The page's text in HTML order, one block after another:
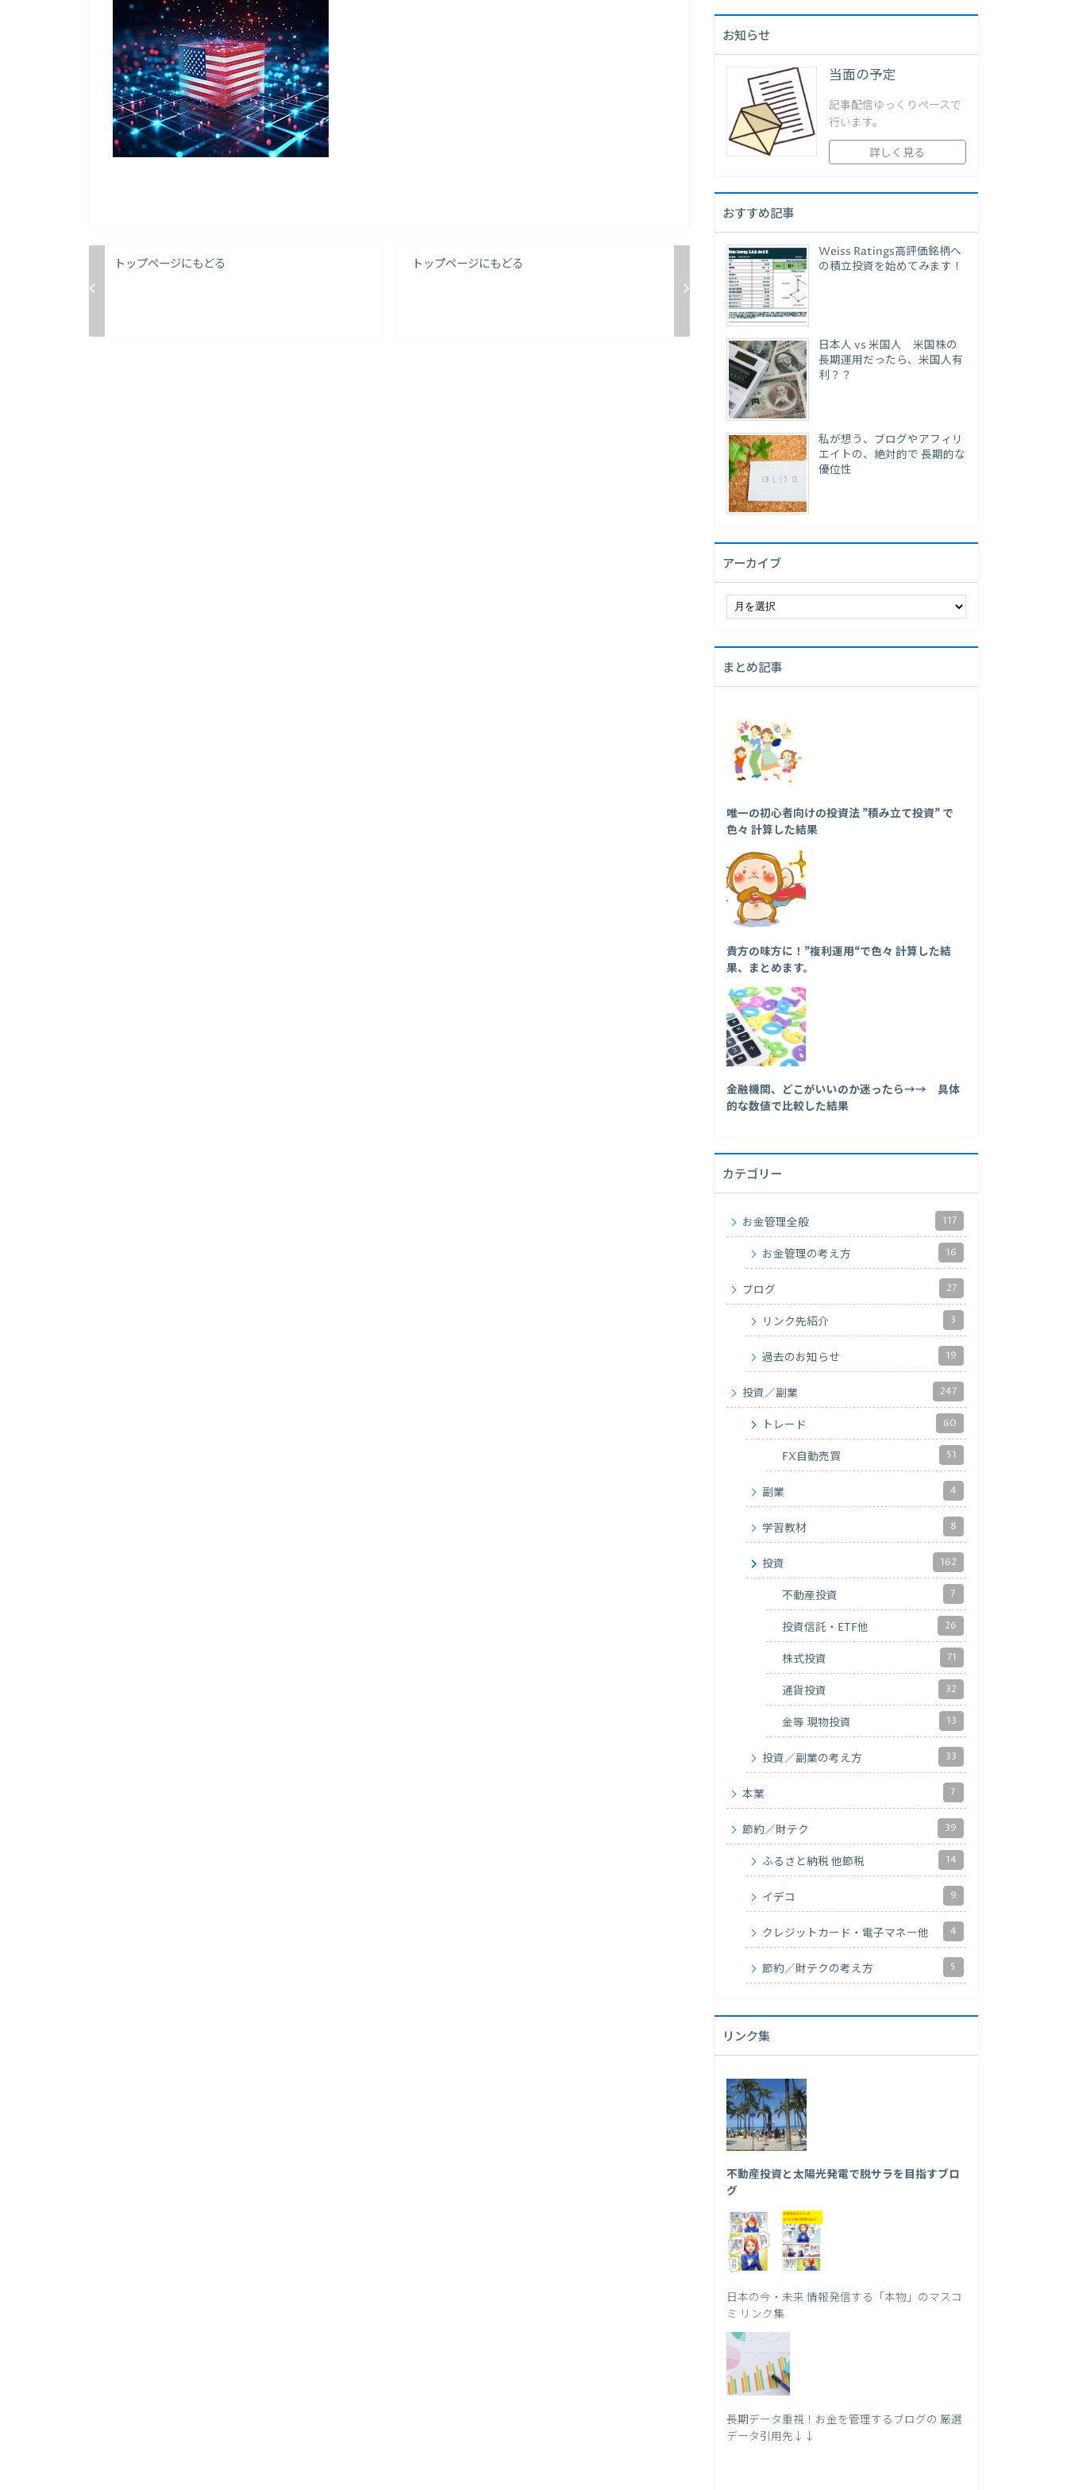
トップページにもどる トップページにもどる
お知らせ
当面の予定
記事配信ゆっくりペースで
行います。
詳しく見る
おすすめ記事
Weiss Ratings高評価銘柄へ
の積立投資を始めてみます！
日本人 vs 米国人 米国株の
長期運用だったら、米国人有
利？？
私が想う、ブログやアフィリ
エイトの、絶対的で 長期的な
優位性
アーカイブ
イ
ブまとめ記事
唯一の初心者向けの投資法 ”積み立て投資” で
色々 計算した結果
貴方の味方に！”複利運用“で色々 計算した結
果、まとめます。
金融機関、どこがいいのか迷ったら→→ 具体
的な数値で比較した結果
カテゴリー
お金管理全般 117
お金管理の考え方 16
ブログ 27
リンク先紹介 3
過去のお知らせ 19
投資／副業 247
トレード 60
FX自動売買 51
副業 4
学習教材 8
投資 162
不動産投資 7
投資信託・ETF他 26
株式投資 71
通貨投資 32
金等 現物投資 13
投資／副業の考え方 33
本業 7
節約／財テク 39
ふるさと納税 他節税 14
イデコ 9
クレジットカード・電子マネー他 4
節約／財テクの考え方 5
リンク集
不動産投資と太陽光発電で脱サラを目指すブロ
グ
日本の今・未来 情報発信する「本物」のマスコ
ミ リンク集
長期データ重視！お金を管理するブログの 厳選
データ引用先↓↓